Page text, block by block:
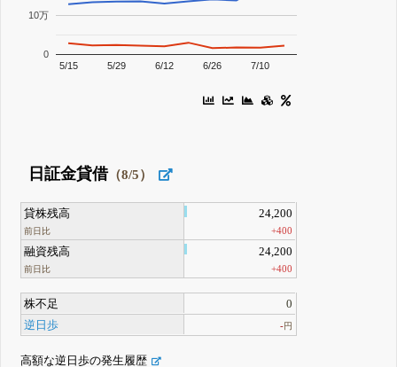
5/15 5/29 6/12 6/26 7/10
0
10万
日証金貸借（8/5）
貸株残高
前日比
24,200
+400
融資残高
前日比
24,200
+400
株不足
0
逆日歩
-円
高額な逆日歩の発生履歴